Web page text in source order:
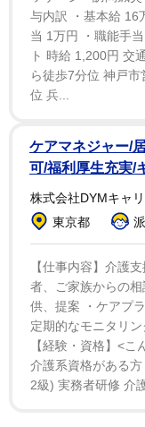
形ではなく、パー
て深い愛情を注ぎ
で「僕の口からは
由は今の心境にし
の言う"離婚"とい
す」と心境を明か
与内訳 ・基本給 16
当 1万円 ・職能手
ト 時給 1,200円 交
ら徒歩7分位 神戸
位 兵...
ケアマネジャー/
可/福利厚生充実/
株式会社DYMキャ
東京都
【仕事内容】介護
者、ご家族からの
供、提案 ・ケアプ
定期的なモニタリ
【経験・資格】<
介護系資格がある
2級) 実務者研修 介